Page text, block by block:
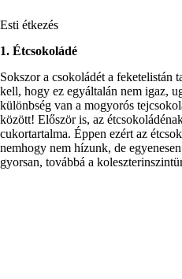
Esti étkezés
1. Étcsokoládé
Sokszor a csokoládét a feketelistán
kell, hogy ez egyáltalán nem igaz,
különbség van a mogyorós
között! Először is, az
cukortartalma. Éppen ezért az
nemhogy nem hízunk, de
gyorsan, továbbá a